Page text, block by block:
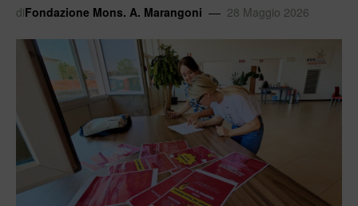
diFondazione Mons. A. Marangoni 28 Maggio 2026